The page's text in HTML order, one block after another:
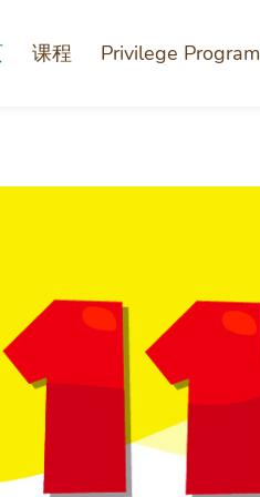
课程 Privilege Program